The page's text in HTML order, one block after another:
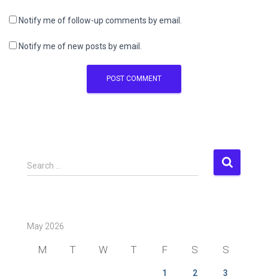
Notify me of follow-up comments by email.
Notify me of new posts by email.
S
e
h
Search …
May 2026
M T W T F S S
1 2 3